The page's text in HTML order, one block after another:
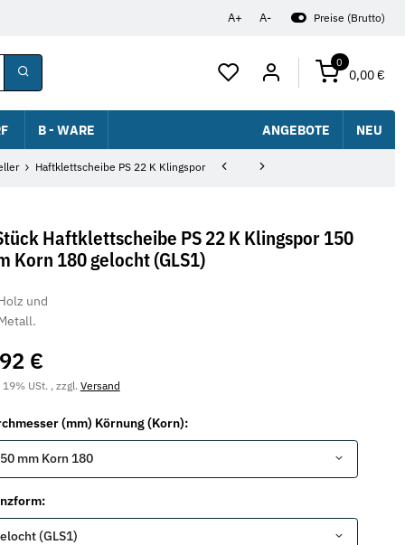
A+ A- Preise (Brutto)
0
0,00 €
B - WARE ANGEBOTE NEU
Haftklettscheibe PS 22 K Klingspor
Haftklettscheibe PS 22 K Klingspor 150
Korn 180 gelocht (GLS1)
und
€
19% USt. , zzgl.Versand
(mm) Körnung (Korn):
mm Korn 180
(GLS1)